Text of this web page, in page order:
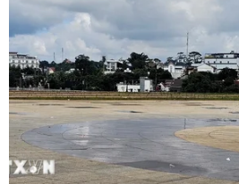
Tín hiệu tích cực đối với tiến
phục hồi kinh tế của Syria
03/08/2026 07:22
Tổng thống Mỹ: Các bên đạt
tiến hướng tới chấm dứt xung